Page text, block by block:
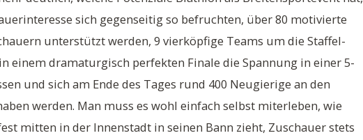
sich gegenseitig so befruchten, über 80 motivierte
unterstützt werden, 9 vierköpfige Teams um die Staffel-
einem dramaturgisch perfekten Finale die Spannung in einer 5-
und sich am Ende des Tages rund 400 Neugierige an den
werden. Man muss es wohl einfach selbst miterleben, wie
mitten in der Innenstadt in seinen Bann zieht, Zuschauer stets